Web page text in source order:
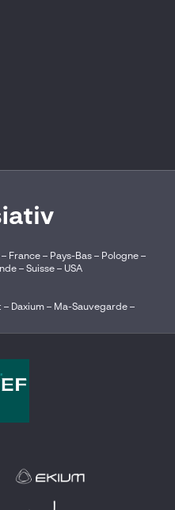
– France– Pays-Bas– Pologne–
– Suisse– USA
– Daxium – Ma-Sauvegarde –